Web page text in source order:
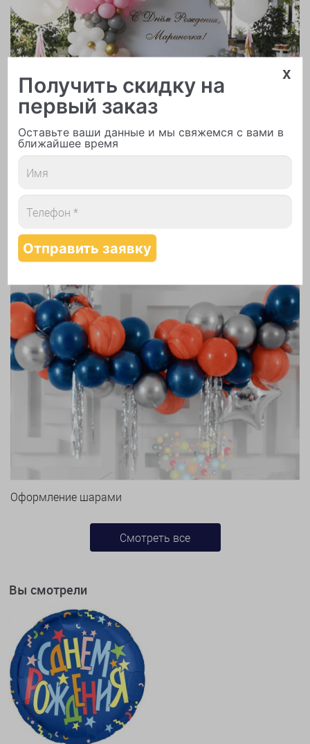
Арки и гирлянды из шаров
Оформление шарами
Смотреть все
Вы смотрели
x
Получить скидку на
первый заказ
Оставьте ваши данные и мы свяжемся с вами в
ближайшее время